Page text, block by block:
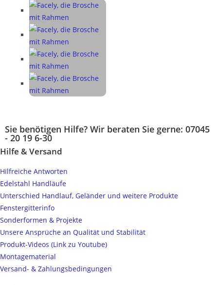
Sie benötigen Hilfe? Wir beraten Sie gerne: 07045
- 20 19 6-30
Hilfe & Versand
Hilfreiche Antworten
Edelstahl Handläufe
Unterschied Handlauf, Geländer und weitere Produkte
Fenstergitterinfo
Sonderformen & Projekte
Unsere Ansprüche an Qualität und Stabilität
Produkt-Videos (Link zu Youtube)
Montagematerial
Versand- & Zahlungsbedingungen